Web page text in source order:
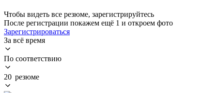
Чтобы видеть все резюме, зарегистрируйтесь
После регистрации покажем ещё 1 и откроем фото
Зарегистрироваться
За всё время
По соответствию
20 резюме